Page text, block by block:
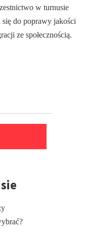
w turnusie
się do poprawy jakości
ze społecznością.